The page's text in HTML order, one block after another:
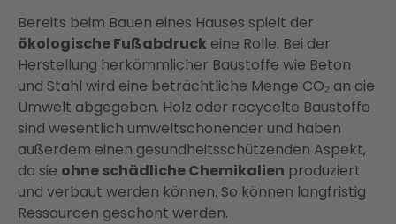
Bereits beim Bauen eines Hauses spielt der
ökologische Fußabdruck eine Rolle. Bei der
Herstellung herkömmlicher Baustoffe wie Beton
und Stahl wird eine beträchtliche Menge CO₂ an die
Umwelt abgegeben. Holz oder recycelte Baustoffe
sind wesentlich umweltschonender und haben
außerdem einen gesundheitsschützenden Aspekt,
da sie ohne schädliche Chemikalien produziert
und verbaut werden können. So können langfristig
Ressourcen geschont werden.